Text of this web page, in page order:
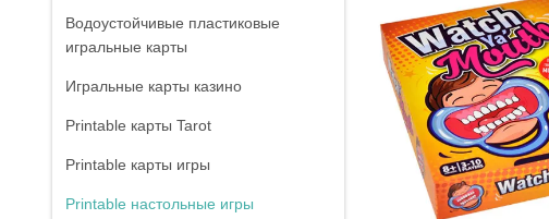
Водоустойчивые пластиковые
игральные карты
Игральные карты казино
Printable карты Tarot
Printable карты игры
Printable настольные игры